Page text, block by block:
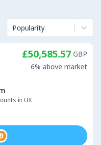
Popularity
in UK
£50,585.57 GBP
6% above market